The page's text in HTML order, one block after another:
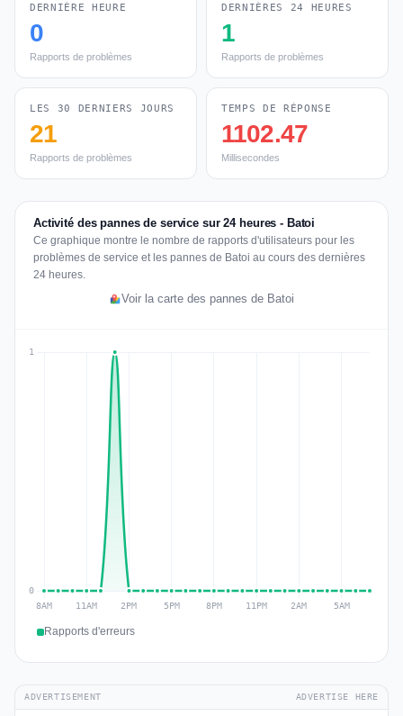
DERNIÈRE HEURE
0
Rapports de problèmes
DERNIÈRES 24 HEURES
1
Rapports de problèmes
LES 30 DERNIERS JOURS
21
Rapports de problèmes
TEMPS DE RÉPONSE
1102.47
Millisecondes
Activité des pannes de service sur 24 heures - Batoi
Ce graphique montre le nombre de rapports d'utilisateurs pour les
problèmes de service et les pannes de Batoi au cours des dernières
24 heures.
Voir la carte des pannes de Batoi
Rapports d'erreurs
ADVERTISEMENT ADVERTISE HERE